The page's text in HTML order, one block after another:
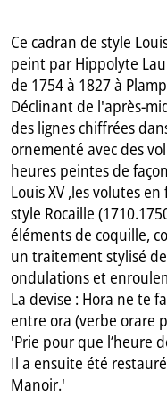
Ce cadran de style
peint par Hippolyte
de 1754 à 1827 à
Déclinant de l'après-
des lignes chiffrées
ornementé avec des
heures peintes de
Louis XV ,les volutes
style Rocaille
éléments de coquille,
un traitement stylisé
ondulations et
La devise : Hora ne te
entre ora (verbe orare
'Prie pour que l’heure
Il a ensuite été
Manoir.'